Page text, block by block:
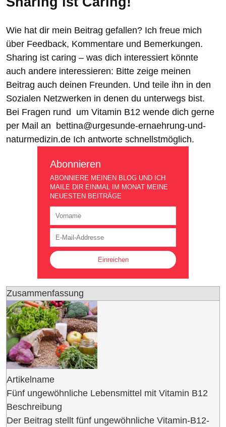
Wie hat dir mein Beitrag gefallen? Ich freue mich
über Feedback, Kommentare und Bemerkungen.
Sharing ist caring – was dich interessiert könnte
auch andere interessieren: Bitte zeige meinen
Beitrag auch deinen Freunden. Und teile ihn in den
Sozialen Netzwerken in denen du unterwegs bist.
Bei Fragen rund um Vitamin B12 wende dich gerne
per Mail an bettina@urgesunde-ernaehrung-und-
naturmedizin.de Ich antworte schnellstmöglich.
Abonnieren
ABONNIERE MEINEN BLOG UND ICH
MAILE DIR EINMAL IM MONAT MEINE
NEUESTEN BEITRÄGE
Zusammenfassung
Artikelname
Fünf ungewöhnliche Lebensmittel mit Vitamin B12
Beschreibung
Der Beitrag stellt fünf ungewöhnliche Vitamin-B12-